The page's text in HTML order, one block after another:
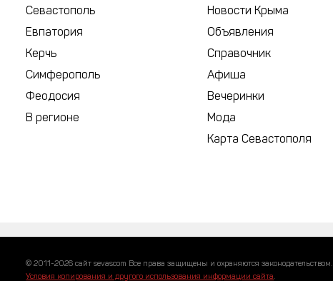
Севастополь
Евпатория
Керчь
Симферополь
Феодосия
В регионе
Новости Крыма
Объявления
Справочник
Афиша
Вечеринки
Мода
Карта Севастополя
© 2011-2026 сайт sevascom Все права защищены и охраняются законодательством.
Условия копирования и другого использования информации сайта.